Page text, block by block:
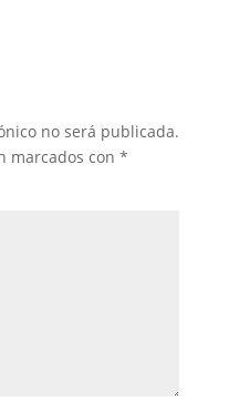
no será publicada.
marcados con *